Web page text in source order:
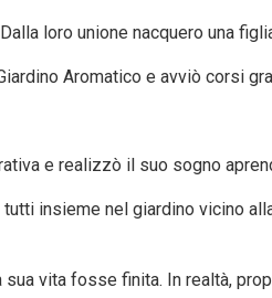
loro unione nacquero una
Aromatico e avviò corsi
e realizzò il suo sogno
insieme nel giardino vicino
sua vita fosse finita. In realtà,